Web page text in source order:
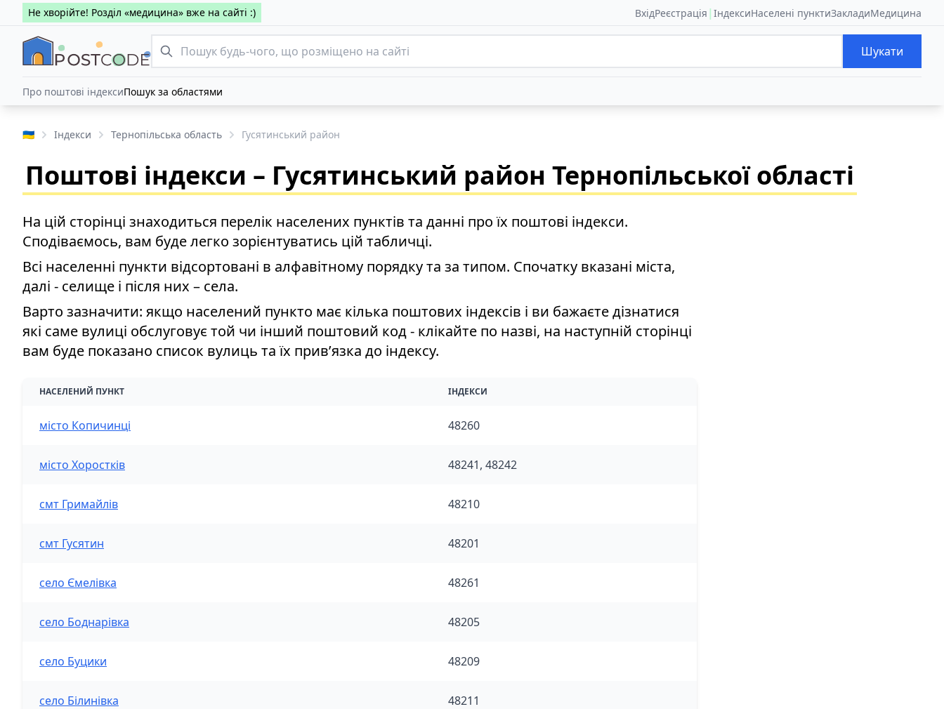
Не хворійте! Розділ «медицина» вже на сайті :) ВхідРеєстрація | ІндексиНаселені пунктиЗакладиМедицина
Шукати
Про поштові індексиПошук за областями
🇺🇦 Індекси Тернопільська область Гусятинський район
Поштові індекси – Гусятинський район Тернопільської області
На цій сторінці знаходиться перелік населених пунктів та данні про їх поштові індекси.
Сподіваємось, вам буде легко зорієнтуватись цій табличці.
Всі населенні пункти відсортовані в алфавітному порядку та за типом. Спочатку вказані міста,
далі - селище і після них – села.
Варто зазначити: якщо населений пункто має кілька поштових індексів і ви бажаєте дізнатися
які саме вулиці обслуговує той чи інший поштовий код - клікайте по назві, на наступній сторінці
вам буде показано список вулиць та їх привʼязка до індексу.
НАСЕЛЕНИЙ ПУНКТ ІНДЕКСИ
місто Копичинці 48260
місто Хоростків 48241, 48242
смт Гримайлів 48210
смт Гусятин 48201
село Ємелівка 48261
село Боднарівка 48205
село Буцики 48209
село Білинівка 48211